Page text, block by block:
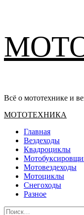
содержимому
Всё о мототехнике и
Основное
МОТОТЕХНИКА
Главная
Вездеходы
Квадроциклы
Мотовездеходы
Мотоциклы
Снегоходы
Разное
Найти: